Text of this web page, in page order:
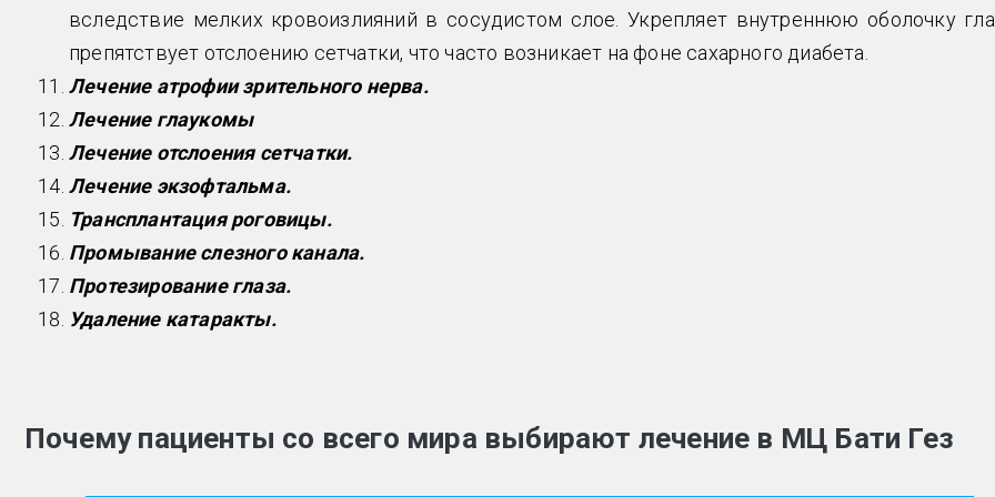
вследствие мелких кровоизлияний в сосудистом слое. Укрепляет внутреннюю оболочку
препятствует отслоению сетчатки, что часто возникает на фоне сахарного диабета.
Лечение атрофии зрительного нерва.
Лечение глаукомы
Лечение отслоения сетчатки.
Лечение экзофтальма.
Трансплантация роговицы.
Промывание слезного канала.
Протезирование глаза.
Удаление катаракты.
Почему пациенты со всего мира выбирают лечение в МЦ Бати Гез